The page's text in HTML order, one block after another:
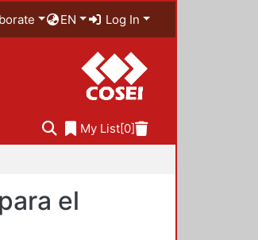
EN Log In
My List[0]
el